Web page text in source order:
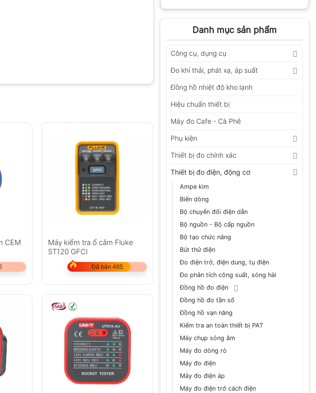
Danh mục sản phẩm
Công cụ, dụng cụ
Đo khí thải, phát xạ, áp suất
Đồng hồ nhiệt độ kho lạnh
Hiệu chuẩn thiết bị
Máy đo Cafe - Cà Phê
Phụ kiện
Thiết bị đo chính xác
Thiết bị đo điện, động cơ
Ampe kìm
Biến dòng
Bộ chuyển đổi điện dẫn
Bộ nguồn - Bộ cấp nguồn
Bộ tạo chức năng
Bút thử điện
Đo điện trở, điện dung, tụ điện
Đo phân tích công suất, sóng hài
Đồng hồ đo điện
Đồng hồ đo tần số
Đồng hồ vạn năng
Kiểm tra an toàn thiết bị PAT
Máy chụp sóng âm
Máy đo dòng rò
Máy đo điện
Máy đo điện áp
Máy đo điện trở cách điện
CEM
Máy kiểm tra ổ cắm Fluke
ST120 GFCI
Đã bán 465